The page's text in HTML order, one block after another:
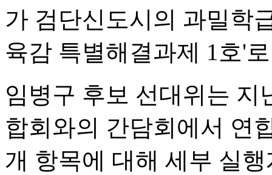
가 검단신도시의 과밀학
육감 특별해결과제 1호'
임병구 후보 선대위는 지
합회와의 간담회에서 연
개 항목에 대해 세부 실